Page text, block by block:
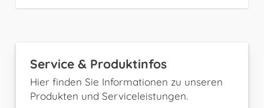
Service & Produktinfos
Hier finden Sie Informationen zu unseren
Produkten und Serviceleistungen.